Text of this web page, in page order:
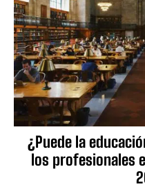
¿Puede la
los profesionales